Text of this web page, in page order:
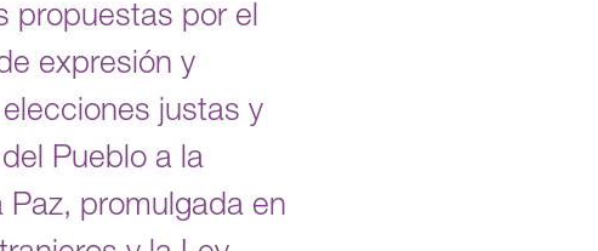
propuestas por el
expresión y
justas y
Pueblo a la
promulgada en